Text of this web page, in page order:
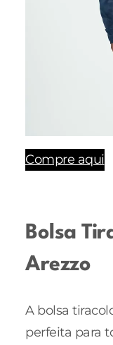
Compre aqui
Bolsa
Arezzo
A bolsa
perfeita para